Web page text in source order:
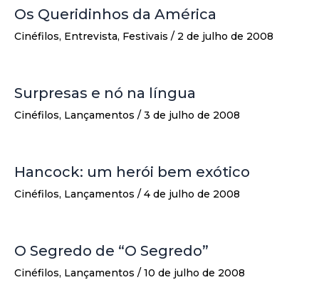
Os Queridinhos da América
Cinéfilos, Entrevista, Festivais / 2 de julho de 2008
Surpresas e nó na língua
Cinéfilos, Lançamentos / 3 de julho de 2008
Hancock: um herói bem exótico
Cinéfilos, Lançamentos / 4 de julho de 2008
O Segredo de “O Segredo”
Cinéfilos, Lançamentos / 10 de julho de 2008